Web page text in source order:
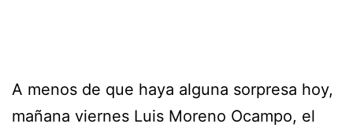
A menos de que haya alguna sorpresa hoy,
mañana viernes Luis Moreno Ocampo, el